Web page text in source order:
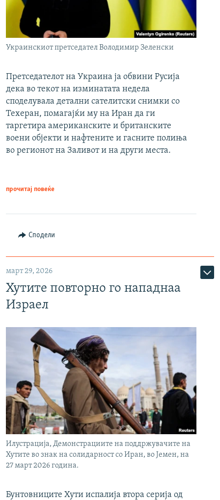
Украинскиот претседател Володимир Зеленски
Претседателот на Украина ја обвини Русија
дека во текот на изминатата недела
споделувала детални сателитски снимки со
Техеран, помагајќи му на Иран да ги
таргетира американските и британските
воени објекти и нафтените и гасните полиња
во регионот на Заливот и на други места.
прочитај повеќе
Сподели
март 29, 2026
Хутите повторно го нападнаа
Израел
Илустрација, Демонстрациите на поддржувачите на
Хутите во знак на солидарност со Иран, во Јемен, на
27 март 2026 година.
Бунтовниците Хути испалија втора серија од